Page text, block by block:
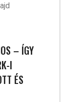
– ÍGY
I
ÉS